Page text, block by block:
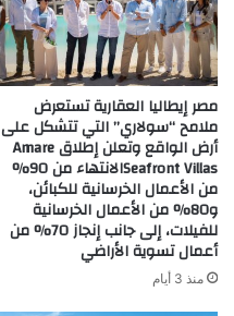
مصر إيطاليا العقارية تستعرض
ملامح “سولاري” التي تتشكل على
أرض الواقع وتعلن إطلاق Amare
Seafront Villasالانتهاء من 90%
من الأعمال الخرسانية للكبائن،
و80% من الأعمال الخرسانية
للفيلات، إلى جانب إنجاز 70% من
أعمال تسوية الأراضي
منذ 3 أيام